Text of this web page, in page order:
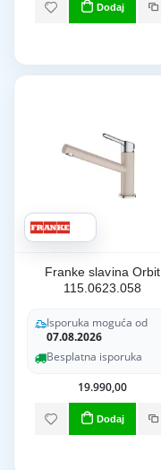
Dodaj
Franke slavina Orbit
115.0623.058
Isporuka moguća od
07.08.2026
Besplatna isporuka
19.990,00
Dodaj